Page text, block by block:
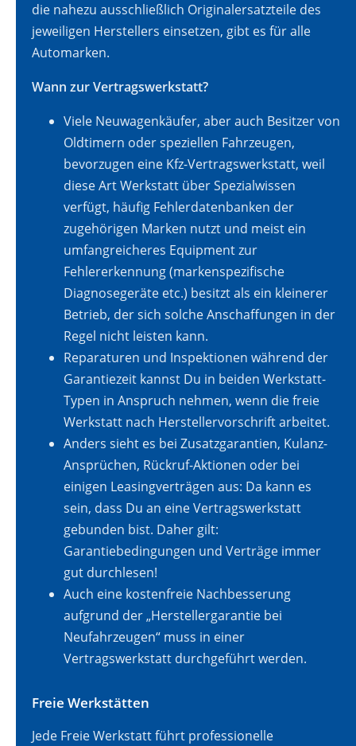
die nahezu ausschließlich Originalersatzteile des
jeweiligen Herstellers einsetzen, gibt es für alle
Automarken.
Wann zur Vertragswerkstatt?
Viele Neuwagenkäufer, aber auch Besitzer von
Oldtimern oder speziellen Fahrzeugen,
bevorzugen eine Kfz-Vertragswerkstatt, weil
diese Art Werkstatt über Spezialwissen
verfügt, häufig Fehlerdatenbanken der
zugehörigen Marken nutzt und meist ein
umfangreicheres Equipment zur
Fehlererkennung (markenspezifische
Diagnosegeräte etc.) besitzt als ein kleinerer
Betrieb, der sich solche Anschaffungen in der
Regel nicht leisten kann.
Reparaturen und Inspektionen während der
Garantiezeit kannst Du in beiden Werkstatt-
Typen in Anspruch nehmen, wenn die freie
Werkstatt nach Herstellervorschrift arbeitet.
Anders sieht es bei Zusatzgarantien, Kulanz-
Ansprüchen, Rückruf-Aktionen oder bei
einigen Leasingverträgen aus: Da kann es
sein, dass Du an eine Vertragswerkstatt
gebunden bist. Daher gilt:
Garantiebedingungen und Verträge immer
gut durchlesen!
Auch eine kostenfreie Nachbesserung
aufgrund der „Herstellergarantie bei
Neufahrzeugen“ muss in einer
Vertragswerkstatt durchgeführt werden.
Freie Werkstätten
Jede Freie Werkstatt führt professionelle